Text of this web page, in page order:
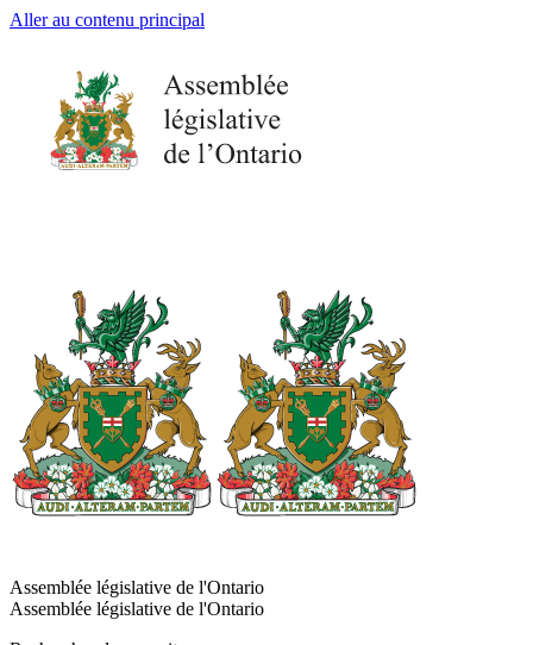
Aller au contenu principal
Assemblée législative de l'Ontario
Assemblée législative de l'Ontario